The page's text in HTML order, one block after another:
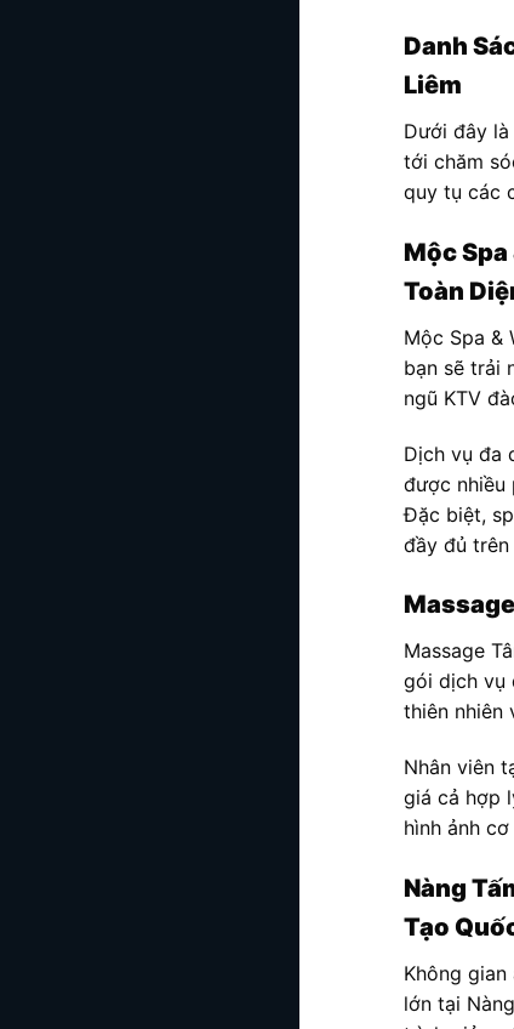
Danh
Liêm
Dưới đây
tới chăm
quy tụ các
Mộc
Toàn
Mộc Spa &
bạn sẽ trải
ngũ KTV
Dịch vụ đa
được nhiều
Đặc biệt,
đầy đủ trên
Massage
gói dịch vụ
thiên nhiên
Nhân viên
giá cả hợp
hình ảnh
Nàng
Tạo
Không
lớn tại